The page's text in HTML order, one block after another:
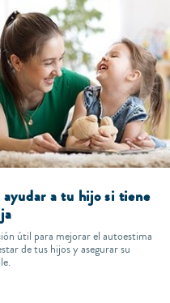
ayudar a tu hijo si tiene
útil para mejorar el autoestima
de tus hijos y asegurar su